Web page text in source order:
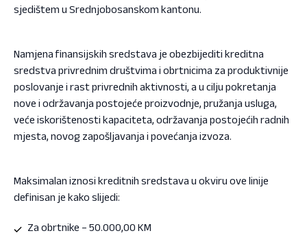
sjedištem u Srednjobosanskom kantonu.
Namjena finansijskih sredstava je obezbijediti kreditna
sredstva privrednim društvima i obrtnicima za produktivnije
poslovanje i rast privrednih aktivnosti, a u cilju pokretanja
nove i održavanja postojeće proizvodnje, pružanja usluga,
veće iskorištenosti kapaciteta, održavanja postojećih radnih
mjesta, novog zapošljavanja i povećanja izvoza.
Maksimalan iznosi kreditnih sredstava u okviru ove linije
definisan je kako slijedi:
Za obrtnike – 50.000,00 KM